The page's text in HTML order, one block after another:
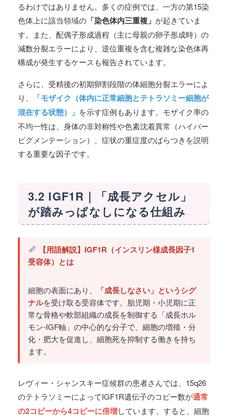
るわけではありません。多くの症例では、一方の第15染
色体上に該当領域の 「染色体内三重複」 が起きていま
す。また、配偶子形成過程（主に母親の卵子形成時）の
減数分裂エラーにより、逆位重複を含む複雑な染色体再
構成が発生するケースも報告されています。
さらに、受精後の初期卵割段階の体細胞分裂エラーによ
り、
「モザイク（体内に正常細胞とテトラソミー細胞が
混在する状態）」 を示す症例もあります。モザイク率の
不均一性は、身体の非対称性や色素沈着異常（ハイパー
ピグメンテーション）、症状の重症度のばらつきを説明
する重要な因子です。
3.2 IGF1R｜「成長アクセル」
が踏みっぱなしになる仕組み
【用語解説】IGF1R（インスリン様成長因子1
受容体）とは
細胞の表面にあり、
「成長しなさい」というシグ
ナルを受け取る受容体です。胎児期・小児期に正
常な骨格や軟部組織の成長を制御する「成長ホル
モン-IGF軸」の中心的な分子で、細胞の増殖・分
化・肥大を促進し、細胞死を抑制する働きを持ち
ます。
レヴィー・シャンスキー症候群の患者さんでは、15q26
のテトラソミーによってIGF1R遺伝子のコピー数が通常
の2コピーから4コピーに倍増しています。すると、細胞